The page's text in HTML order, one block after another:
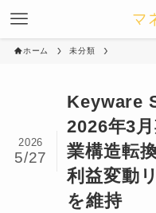
ホーム 未分類
Keyware
2026年3
業構造転
利益変動
を維持
2026
5/27